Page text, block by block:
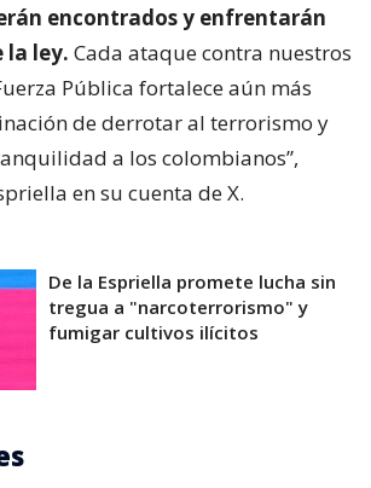
encontrados y enfrentarán
la ley. Cada ataque contra nuestros
Pública fortalece aún más
de derrotar al terrorismo y
a los colombianos”,
en su cuenta de X.
De la Espriella promete lucha sin
tregua a "narcoterrorismo" y
fumigar cultivos ilícitos